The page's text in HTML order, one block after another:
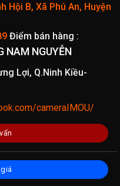
Hội B, Xã Phú An, Huyện
Điểm bán hàng :
NAM NGUYỄN
Lợi, Q.Ninh Kiều-
cameraIMOU/